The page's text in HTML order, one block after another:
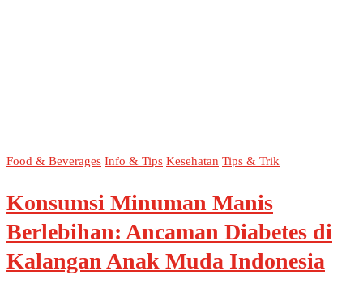
Food & Beverages Info & Tips Kesehatan Tips & Trik
Konsumsi Minuman Manis
Berlebihan: Ancaman Diabetes di
Kalangan Anak Muda Indonesia